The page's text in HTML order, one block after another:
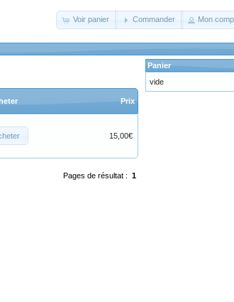
Voir panier Commander Mon
Prix
15,00€
Pages de résultat : 1
Panier
vide